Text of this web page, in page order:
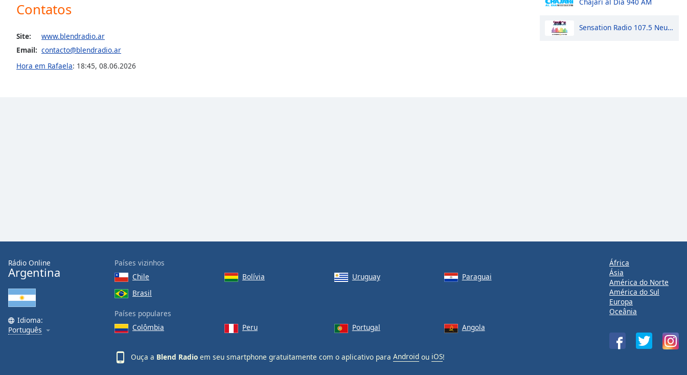
subtitles
settings,
opens
window.
dialog
window.
Escape
Contatos
Site:
www.blendradio.ar
Email: contacto@blendradio.ar
Hora em Rafaela: 18:45, 08.06.2026
Sensation Radio 107.5 Neuquen
Rádio Online
Argentina
Idioma:
Português
Países vizinhos
Chile
Bolívia Uruguay
Paraguai
Brasil
Países populares
Colômbia
Peru Portugal Angola
Ouça a Blend Radio em seu smartphone gratuitamente com o aplicativo para Android ou iOS!
África
Ásia
América do Norte
América do Sul
Europa
Oceânia